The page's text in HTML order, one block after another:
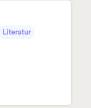
Literatur